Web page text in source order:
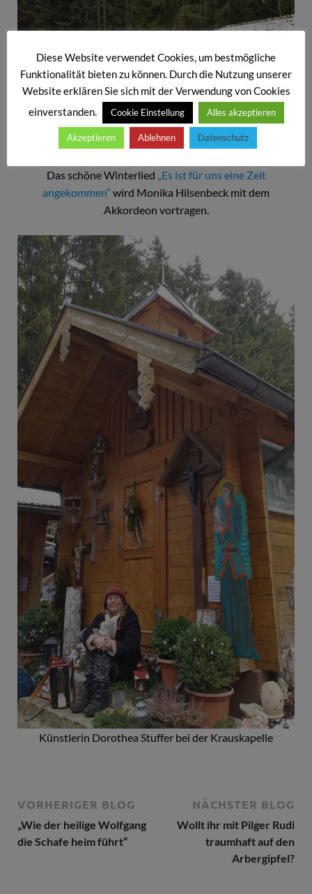
Idylle mit friedlichen Tieren im Wald
Das schöne Winterlied „Es ist für uns eine Zeit
angekommen“ wird Monika Hilsenbeck mit dem
Akkordeon vortragen.
Künstlerin Dorothea Stuffer bei der Krauskapelle
VORHERIGER BLOG
„Wie der heilige Wolfgang
die Schafe heim führt“
NÄCHSTER BLOG
Wollt ihr mit Pilger Rudi
traumhaft auf den
Arbergipfel?
Diese Website verwendet Cookies, um bestmögliche
Funktionalität bieten zu können. Durch die Nutzung unserer
Website erklären Sie sich mit der Verwendung von Cookies
einverstanden.
Cookie Einstellung Alles akzeptieren
Akzeptieren Ablehnen Datenschutz